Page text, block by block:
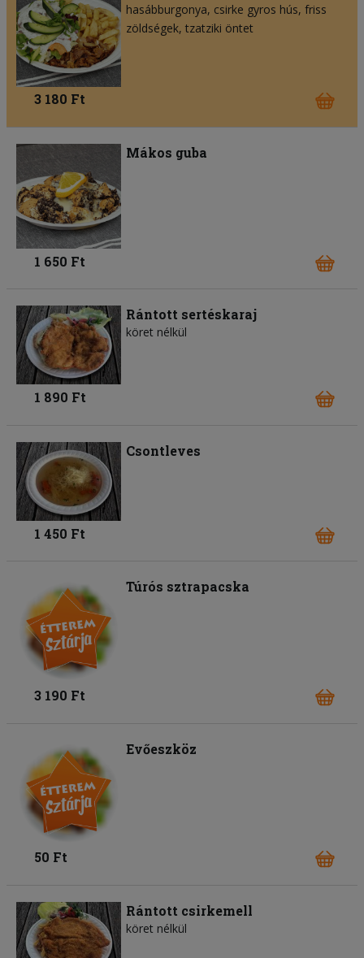
hasábburgonya csirke gyros hús friss
zöldségek tzatziki öntet
3 180 Ft
Mákos guba
1 650 Ft
Rántott sertéskaraj
köret nélkül
1 890 Ft
Csontleves
1 450 Ft
Túrós sztrapacska
3 190 Ft
Evőeszköz
50 Ft
Rántott csirkemell
köret nélkül